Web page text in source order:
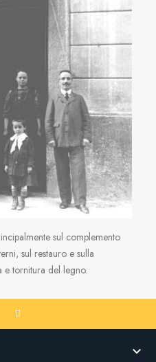
sul complemento
sul restauro e sulla
e tornitura del legno.
